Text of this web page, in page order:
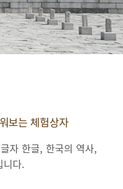
보는 체험상자
자 한글, 한국의 역사,
니다.